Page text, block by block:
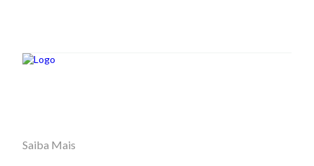
Saiba Mais